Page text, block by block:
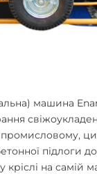
машина
підлоги
на самій